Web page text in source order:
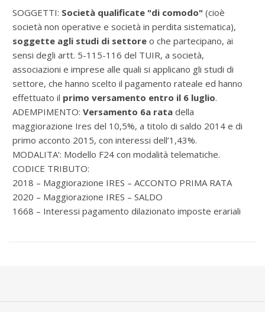
SOGGETTI: Società qualificate "di comodo" (cioè
società non operative e società in perdita sistematica),
soggette agli studi di settore o che partecipano, ai
sensi degli artt. 5-115-116 del TUIR, a società,
associazioni e imprese alle quali si applicano gli studi di
settore, che hanno scelto il pagamento rateale ed hanno
effettuato il primo versamento entro il 6 luglio.
ADEMPIMENTO: Versamento 6a rata della
maggiorazione Ires del 10,5%, a titolo di saldo 2014 e di
primo acconto 2015, con interessi dell’1,43%.
MODALITA’: Modello F24 con modalità telematiche.
CODICE TRIBUTO:
2018 – Maggiorazione IRES – ACCONTO PRIMA RATA
2020 – Maggiorazione IRES – SALDO
1668 – Interessi pagamento dilazionato imposte erariali